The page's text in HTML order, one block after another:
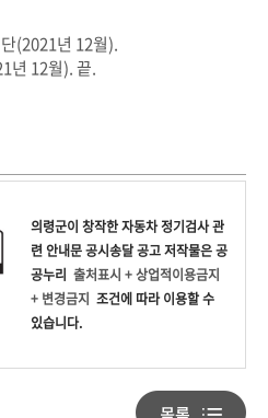
(2021년 12월).
년 12월). 끝.
의령군이 창작한자동차 정기검사 관
련 안내문 공시송달 공고저작물은 공
공누리 출처표시 + 상업적이용금지
+ 변경금지 조건에 따라 이용할 수
있습니다.